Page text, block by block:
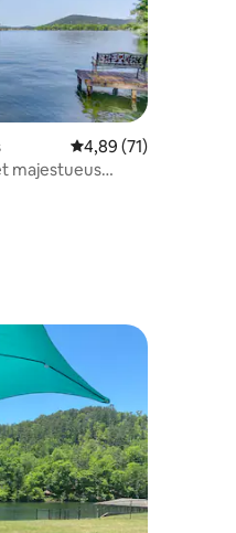
302 recensies
Gemiddelde
4,89 (71)
majestueus